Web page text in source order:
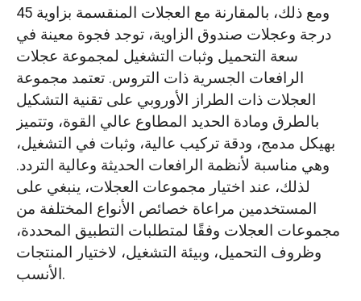
ومع ذلك، بالمقارنة مع العجلات المنقسمة بزاوية 45
درجة وعجلات صندوق الزاوية، توجد فجوة معينة في
سعة التحميل وثبات التشغيل لمجموعة عجلات
الرافعات الجسرية ذات التروس. تعتمد مجموعة
العجلات ذات الطراز الأوروبي على تقنية التشكيل
بالطرق ومادة الحديد المطاوع عالي القوة، وتتميز
بهيكل مدمج، ودقة تركيب عالية، وثبات في التشغيل،
وهي مناسبة لأنظمة الرافعات الحديثة وعالية التردد.
لذلك، عند اختيار مجموعات العجلات، ينبغي على
المستخدمين مراعاة خصائص الأنواع المختلفة من
مجموعات العجلات وفقًا لمتطلبات التطبيق المحددة،
وظروف التحميل، وبيئة التشغيل، لاختيار المنتجات
الأنسب.